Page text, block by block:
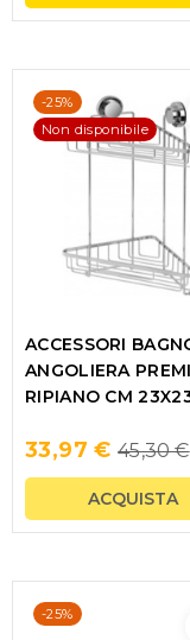
-25%
Non disponibile
ACCESSORI
ANGOLIERA
RIPIANO CM
33,97 €
price
45,30 €
ACQUISTA
-25%